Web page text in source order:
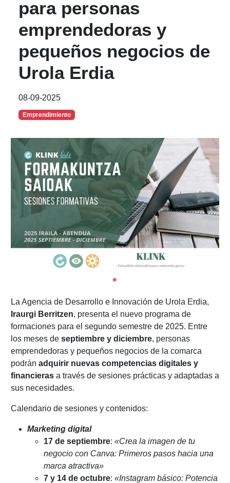
para personas
emprendedoras y
pequeños negocios de
Urola Erdia
08-09-2025
Emprendimiento
La Agencia de Desarrollo e Innovación de Urola Erdia,
Iraurgi Berritzen, presenta el nuevo programa de
formaciones para el segundo semestre de 2025. Entre
los meses de septiembre y diciembre, personas
emprendedoras y pequeños negocios de la comarca
podrán adquirir nuevas competencias digitales y
financierasa través de sesiones prácticas y adaptadas a
sus necesidades.
Calendario de sesiones y contenidos:
Marketing digital
17 de septiembre: «Crea la imagen de tu
negocio con Canva: Primeros pasos hacia una
marca atractiva»
7 y 14 de octubre: «Instagram básico: Potencia